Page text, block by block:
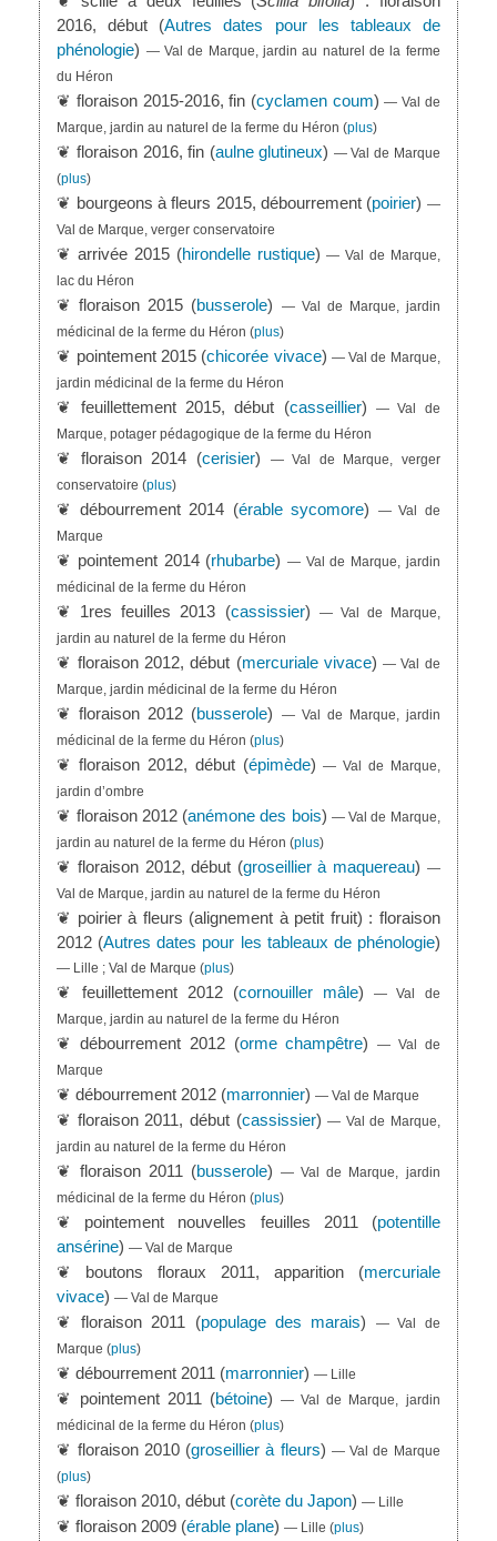
2016, début (Autres dates pour les tableaux de
phénologie) — Val de Marque, jardin au naturel de la ferme
du Héron
❦ floraison 2015-2016, fin (cyclamen coum)— Val de
Marque, jardin au naturel de la ferme du Héron (plus)
❦ floraison 2016, fin (aulne glutineux) — Val de Marque
(plus)
❦ bourgeons à fleurs 2015, débourrement (poirier) —
Val de Marque, verger conservatoire
❦ arrivée 2015 (hirondelle rustique)— Val de Marque,
lac du Héron
❦ floraison 2015 (busserole)
— Val de Marque, jardin
médicinal de la ferme du Héron (plus)
❦ pointement 2015 (chicorée vivace) — Val de Marque,
jardin médicinal de la ferme du Héron
❦ feuillettement 2015, début (casseillier)
— Val de
Marque, potager pédagogique de la ferme du Héron
❦ floraison 2014 (cerisier)
— Val de Marque, verger
conservatoire (plus)
❦ débourrement 2014 (érable sycomore)
— Val de
Marque
❦ pointement 2014 (rhubarbe) — Val de Marque, jardin
médicinal de la ferme du Héron
❦ 1res feuilles 2013 (cassissier)
— Val de Marque,
jardin au naturel de la ferme du Héron
❦ floraison 2012, début (mercuriale vivace)— Val de
Marque, jardin médicinal de la ferme du Héron
❦ floraison 2012 (busserole)
— Val de Marque, jardin
médicinal de la ferme du Héron (plus)
❦ floraison 2012, début (épimède)— Val de Marque,
jardin d’ombre
❦ floraison 2012 (anémone des bois) — Val de Marque,
jardin au naturel de la ferme du Héron (plus)
❦ floraison 2012, début (groseillier à maquereau) —
Val de Marque, jardin au naturel de la ferme du Héron
❦ poirier à fleurs (alignement à petit fruit) : floraison
2012 (Autres dates pour les tableaux de phénologie)
— Lille ; Val de Marque (plus)
❦ feuillettement 2012 (cornouiller mâle)— Val de
Marque, jardin au naturel de la ferme du Héron
❦ débourrement 2012 (orme champêtre)— Val de
Marque
❦ débourrement 2012 (marronnier)— Val de Marque
❦ floraison 2011, début (cassissier)— Val de Marque,
jardin au naturel de la ferme du Héron
❦ floraison 2011 (busserole) — Val de Marque, jardin
médicinal de la ferme du Héron (plus)
❦ pointement nouvelles feuilles 2011 (potentille
ansérine)— Val de Marque
❦ boutons floraux 2011, apparition (mercuriale
vivace)— Val de Marque
❦ floraison 2011 (populage des marais)
— Val de
Marque (plus)
❦ débourrement 2011 (marronnier)— Lille
❦ pointement 2011 (bétoine) — Val de Marque, jardin
médicinal de la ferme du Héron (plus)
❦ floraison 2010 (groseillier à fleurs) — Val de Marque
(plus)
❦ floraison 2010, début (corète du Japon)— Lille
❦ floraison 2009 (érable plane)— Lille (plus)